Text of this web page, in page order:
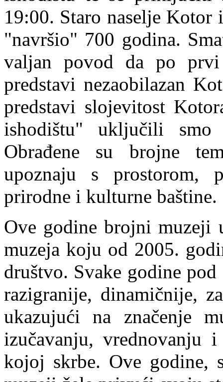
19:00. Staro naselje
"navršio" 700 godina.
valjan povod da po prvi
predstavi nezaobilazan
predstavi slojevitost
ishodištu" uključili
Obrađene su brojne
upoznaju s prostorom,
prirodne i kulturne baštine.
Ove godine brojni muzeji
muzeja koju od 2005.
društvo. Svake godine
razigranije, dinamičnije,
ukazujući na značenje
izučavanju, vrednovanju
kojoj skrbe. Ove godine,